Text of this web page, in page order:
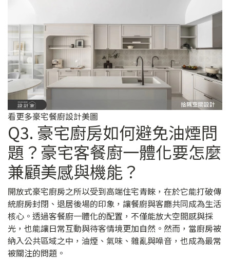
看更多豪宅餐廚設計美圖
Q3. 豪宅廚房如何避免油煙問
題？豪宅客餐廚一體化要怎麼
兼顧美感與機能？
開放式豪宅廚房之所以受到高端住宅青睞，在於它能打破傳
統廚房封閉、退居後場的印象，讓餐廚與客廳共同成為生活
核心。透過客餐廚一體化的配置，不僅能放大空間感與採
光，也能讓日常互動與待客情境更加自然。然而，當廚房被
納入公共區域之中，油煙、氣味、雜亂與噪音，也成為最常
被關注的問題。